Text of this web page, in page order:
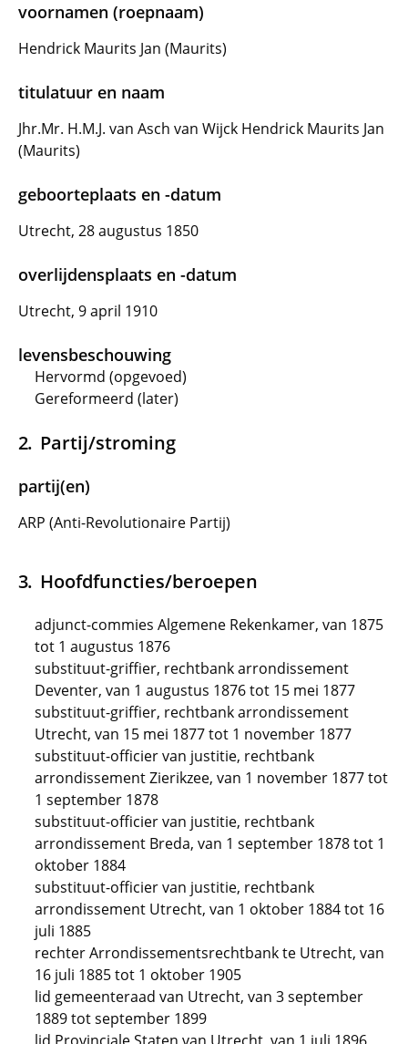
voornamen (roepnaam)
Hendrick Maurits Jan (Maurits)
titulatuur en naam
Jhr.Mr. H.M.J. van Asch van Wijck Hendrick Maurits Jan
(Maurits)
geboorteplaats en -datum
Utrecht, 28 augustus 1850
overlijdensplaats en -datum
Utrecht, 9 april 1910
levensbeschouwing
Hervormd (opgevoed)
Gereformeerd (later)
Partij/stroming
partij(en)
ARP (Anti-Revolutionaire Partij)
Hoofdfuncties/beroepen
adjunct-commies Algemene Rekenkamer, van 1875
tot 1 augustus 1876
substituut-griffier, rechtbank arrondissement
Deventer, van 1 augustus 1876 tot 15 mei 1877
substituut-griffier, rechtbank arrondissement
Utrecht, van 15 mei 1877 tot 1 november 1877
substituut-officier van justitie, rechtbank
arrondissement Zierikzee, van 1 november 1877 tot
1 september 1878
substituut-officier van justitie, rechtbank
arrondissement Breda, van 1 september 1878 tot 1
oktober 1884
substituut-officier van justitie, rechtbank
arrondissement Utrecht, van 1 oktober 1884 tot 16
juli 1885
rechter Arrondissementsrechtbank te Utrecht, van
16 juli 1885 tot 1 oktober 1905
lid gemeenteraad van Utrecht, van 3 september
1889 tot september 1899